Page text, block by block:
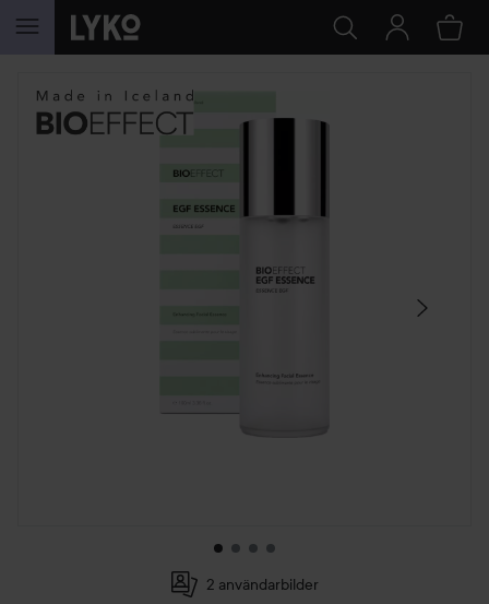
HOPPA TILL INNEHÅLLET
HOPPA ÖVER SEKTIONEN
2 användarbilder